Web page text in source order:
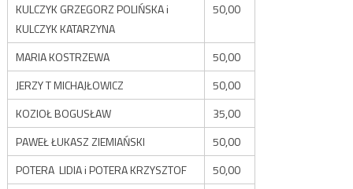
KULCZYK GRZEGORZ POLIŃSKA i
KULCZYK KATARZYNA
50,00
MARIA KOSTRZEWA
50,00
JERZY T MICHAJŁOWICZ
50,00
KOZIOŁ BOGUSŁAW
35,00
PAWEŁ ŁUKASZ ZIEMIAŃSKI
50,00
POTERA LIDIA i POTERA KRZYSZTOF
50,00